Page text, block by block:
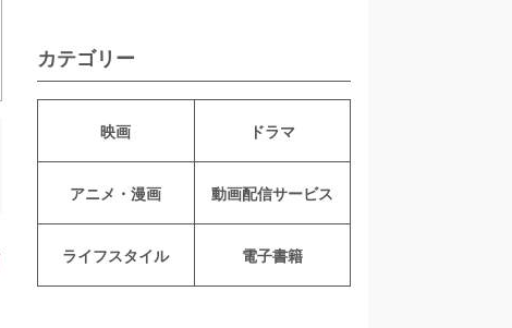
カテゴリー
映画 ドラマ
アニメ・漫画 動画配信サービス
ライフスタイル 電子書籍